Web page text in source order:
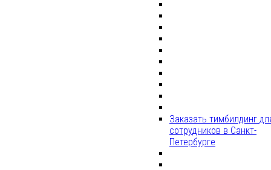
Заказать тимбилдинг
сотрудников в Санкт-
Петербурге